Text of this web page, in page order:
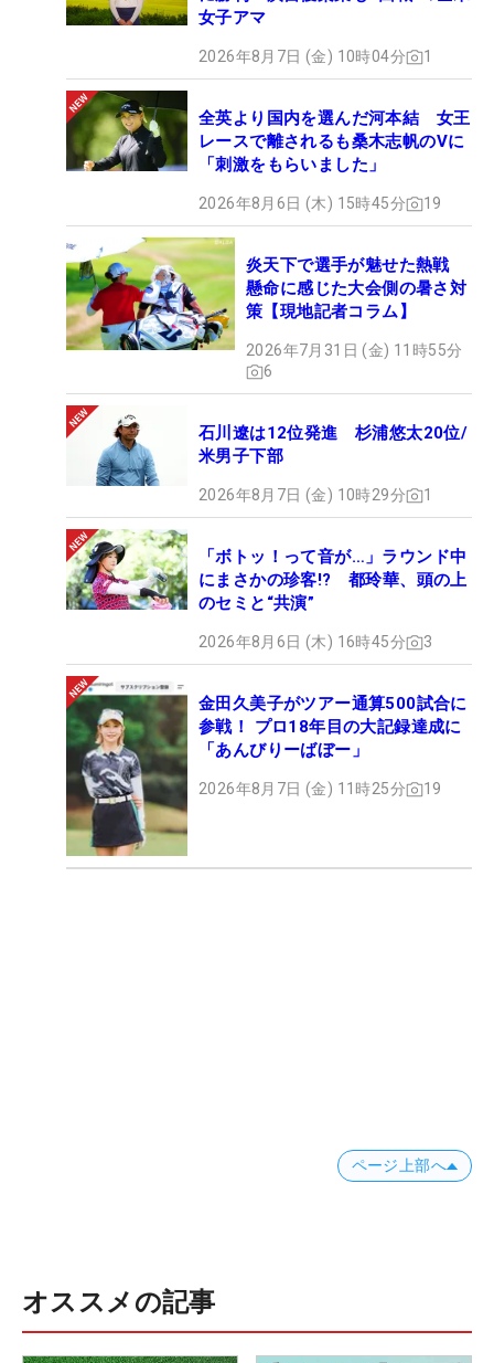
女子アマ
2026年8月7日 (金) 10時04分 1
全英より国内を選んだ河本結 女王
レースで離されるも桑木志帆のVに
「刺激をもらいました」
2026年8月6日 (木) 15時45分 19
炎天下で選手が魅せた熱戦
懸命に感じた大会側の暑さ対
策【現地記者コラム】
2026年7月31日 (金) 11時55分
6
石川遼は12位発進 杉浦悠太20位/
米男子下部
2026年8月7日 (金) 10時29分 1
「ボトッ！って音が…」ラウンド中
にまさかの珍客!? 都玲華、頭の上
のセミと“共演”
2026年8月6日 (木) 16時45分 3
金田久美子がツアー通算500試合に
参戦！ プロ18年目の大記録達成に
「あんびりーばぼー」
2026年8月7日 (金) 11時25分 19
ページ上部へ
オススメの記事